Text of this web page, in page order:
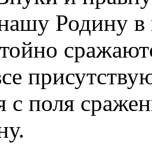
Родину в
с поля